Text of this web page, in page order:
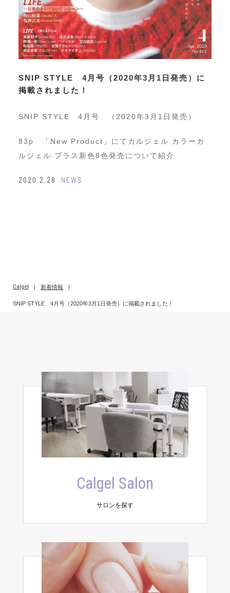
SNIP STYLE 4月号（2020年3月1日発売）に
掲載されました！
SNIP STYLE 4月号 （2020年3月1日発売）
83p 「New Product」にてカルジェル カラーカ
ルジェル プラス新色8色発売について紹介
2020.2.28 NEWS
Calgel 新着情報
SNIP STYLE 4月号（2020年3月1日発売）に掲載されました！
Calgel Salon
サロンを探す